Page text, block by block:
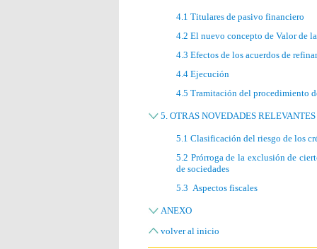
4.1 Titulares de pasivo financiero
4.2 El nuevo concepto de Valor de
4.3 Efectos de los acuerdos de
4.4 Ejecución
4.5 Tramitación del procedimiento
5. OTRAS NOVEDADES
5.1 Clasificación del riesgo de los
5.2 Prórroga de la exclusión de
de sociedades
5.3 Aspectos fiscales
ANEXO
volver al inicio